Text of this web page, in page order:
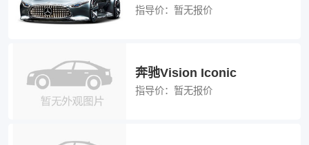
指导价： 暂无报价
奔驰Vision Iconic
指导价： 暂无报价